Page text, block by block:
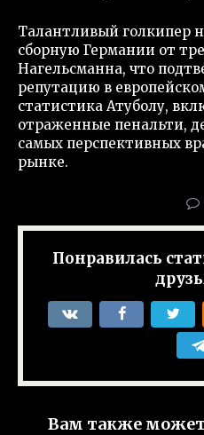
Талантливый голкипер
сборную Германии от
Нагельсманна, что
репутацию в
статистика Атуболу,
отраженные пенальти,
самых перспективных
рынке.
Понравилась
Вам также